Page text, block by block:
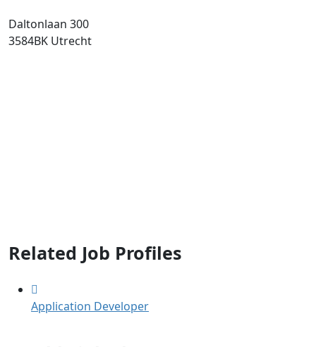
Daltonlaan 300
3584BK Utrecht
Related Job Profiles
Application Developer